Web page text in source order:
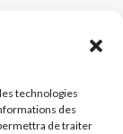
technologies
des
de traiter